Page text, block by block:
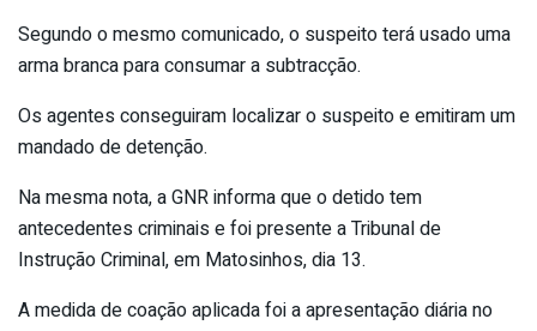
Segundo o mesmo comunicado, o suspeito terá usado uma
arma branca para consumar a subtracção.
Os agentes conseguiram localizar o suspeito e emitiram um
mandado de detenção.
Na mesma nota, a GNR informa que o detido tem
antecedentes criminais e foi presente a Tribunal de
Instrução Criminal, em Matosinhos, dia 13.
A medida de coação aplicada foi a apresentação diária no